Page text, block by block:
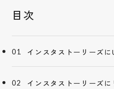
インスタストーリーズ
インスタストーリーズ